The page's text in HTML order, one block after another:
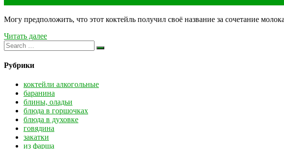
Могу предположить, что этот коктейль получил своё название за сочетание
Читать далее
Рубрики
коктейли алкогольные
баранина
блины, оладьи
блюда в горшочках
блюда в духовке
говядина
закатки
из фарша